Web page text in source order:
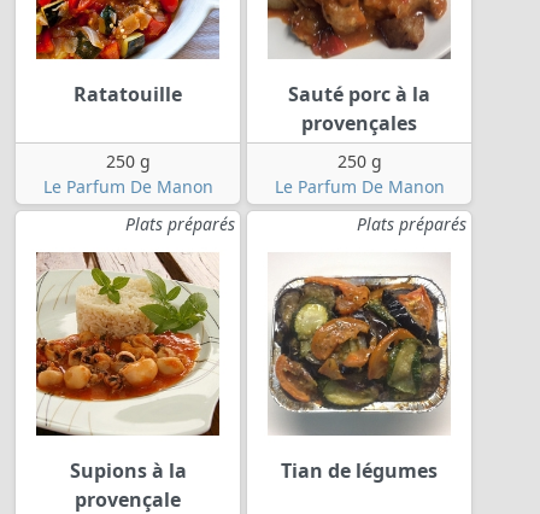
Ratatouille
250 g
Le Parfum De Manon
Sauté porc à la
provençales
250 g
Le Parfum De Manon
Plats préparés
Supions à la
provençale
Plats préparés
Tian de légumes